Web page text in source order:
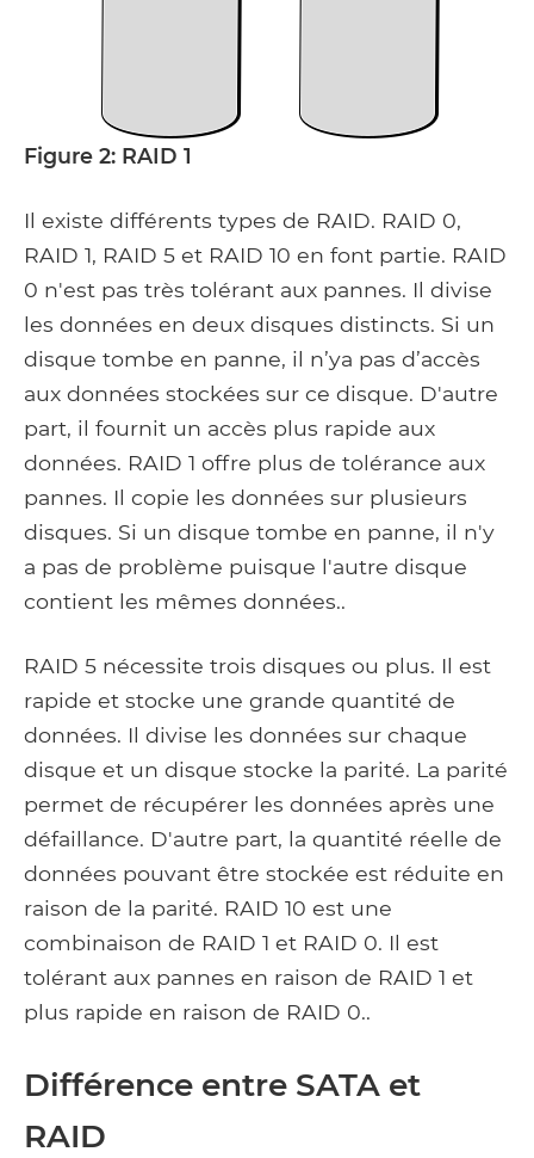
Figure 2: RAID 1
Il existe différents types de RAID. RAID 0,
RAID 1, RAID 5 et RAID 10 en font partie. RAID
0 n'est pas très tolérant aux pannes. Il divise
les données en deux disques distincts. Si un
disque tombe en panne, il n’ya pas d’accès
aux données stockées sur ce disque. D'autre
part, il fournit un accès plus rapide aux
données. RAID 1 offre plus de tolérance aux
pannes. Il copie les données sur plusieurs
disques. Si un disque tombe en panne, il n'y
a pas de problème puisque l'autre disque
contient les mêmes données..
RAID 5 nécessite trois disques ou plus. Il est
rapide et stocke une grande quantité de
données. Il divise les données sur chaque
disque et un disque stocke la parité. La parité
permet de récupérer les données après une
défaillance. D'autre part, la quantité réelle de
données pouvant être stockée est réduite en
raison de la parité. RAID 10 est une
combinaison de RAID 1 et RAID 0. Il est
tolérant aux pannes en raison de RAID 1 et
plus rapide en raison de RAID 0..
Différence entre SATA et
RAID